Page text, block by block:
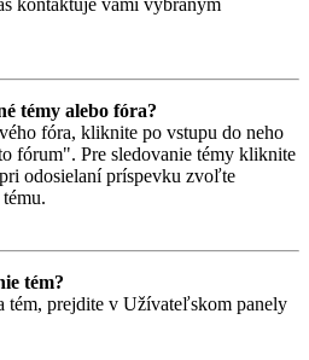
kontaktuje vami vybraným
témy alebo fóra?
fóra, kliknite po vstupu do neho
fórum". Pre sledovanie témy kliknite
odosielaní príspevku zvoľte
tém?
tém, prejdite v Užívateľskom panely